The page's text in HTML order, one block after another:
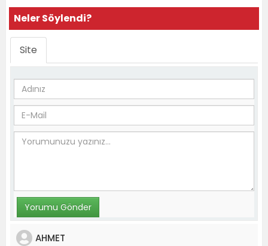
Neler Söylendi?
Site
AHMET